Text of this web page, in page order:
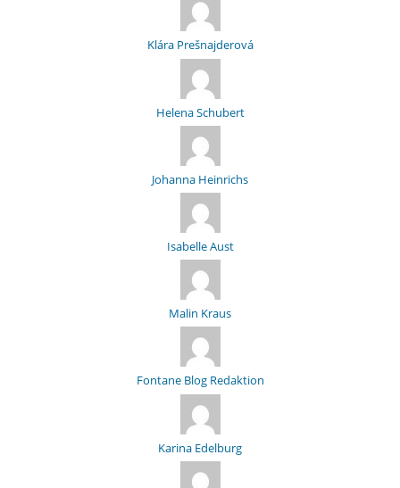
Klára Prešnajderová
Helena Schubert
Johanna Heinrichs
Isabelle Aust
Malin Kraus
Fontane Blog Redaktion
Karina Edelburg